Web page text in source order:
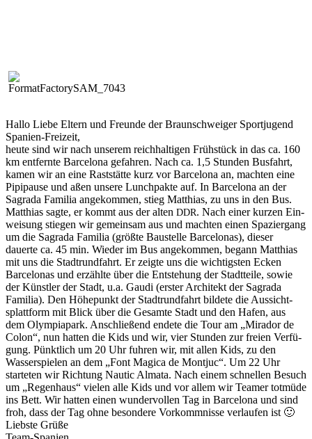
Hal­lo Liebe Eltern und Fre­unde der Braun­schweiger Sportju­gend
Spanien-Freizeit,
heute sind wir nach unserem reich­halti­gen Früh­stück in das ca. 160
km ent­fer­nte Barcelona gefahren. Nach ca. 1,5 Stun­den Bus­fahrt,
kamen wir an eine Rast­stätte kurz vor Barcelona an, macht­en eine
Pip­i­pause und aßen unsere Lunch­pak­te auf. In Barcelona an der
Sagra­da Famil­ia angekom­men, stieg Matthias, zu uns in den Bus.
Matthias sagte, er kommt aus der alten DDR. Nach ein­er kurzen Ein­
weisung stiegen wir gemein­sam aus und macht­en einen Spazier­gang
um die Sagra­da Famil­ia (größte Baustelle Barcelonas), dieser
dauerte ca. 45 min. Wieder im Bus angekom­men, begann Matthias
mit uns die Stadtrund­fahrt. Er zeigte uns die wichtig­sten Eck­en
Barcelonas und erzählte über die Entste­hung der Stadt­teile, sowie
der Kün­stler der Stadt, u.a. Gau­di (erster Architekt der Sagra­da
Famil­ia). Den Höhep­unkt der Stadtrund­fahrt bildete die Aus­sicht­
splat­tform mit Blick über die Gesamte Stadt und den Hafen, aus
dem Olympia­park. Anschließend endete die Tour am „Mirador de
Colon“, nun hat­ten die Kids und wir, vier Stun­den zur freien Ver­fü­
gung. Pünk­tlich um 20 Uhr fuhren wir, mit allen Kids, zu den
Wasser­spie­len an dem „Font Mag­i­ca de Mon­tjuc“. Um 22 Uhr
starteten wir Rich­tung Nau­tic Alma­ta. Nach einem schnellen Besuch
um „Regen­haus“ vie­len alle Kids und vor allem wir Team­er tot­müde
ins Bett. Wir hat­ten einen wun­der­vollen Tag in Barcelona und sind
froh, dass der Tag ohne beson­dere Vorkomm­nisse ver­laufen ist 🙂
Lieb­ste Grüße